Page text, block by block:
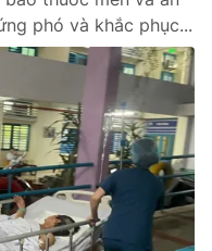
phó và khắc phục...